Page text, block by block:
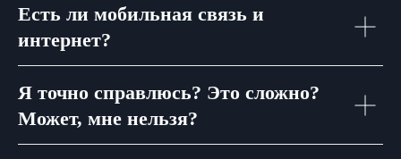
Есть ли мобильная связь и
интернет?
Я точно справлюсь? Это сложно?
Может, мне нельзя?